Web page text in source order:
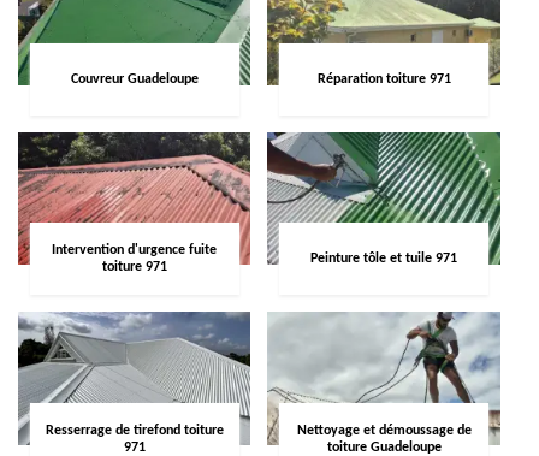
Couvreur Guadeloupe Réparation toiture 971
Intervention d'urgence fuite
toiture 971
Peinture tôle et tuile 971
Resserrage de tirefond toiture
971
Nettoyage et démoussage de
toiture Guadeloupe